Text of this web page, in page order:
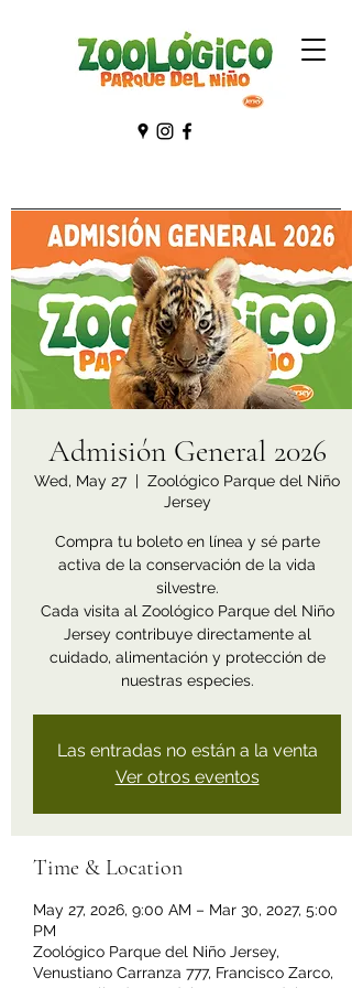
Admisión General 2026
Wed, May 27
  |
Zoológico Parque del Niño
Jersey
Compra tu boleto en línea y sé parte
activa de la conservación de la vida
silvestre.
Cada visita al Zoológico Parque del Niño
Jersey contribuye directamente al
cuidado, alimentación y protección de
nuestras especies.
Las entradas no están a la venta
Ver otros eventos
Time & Location
May 27, 2026, 9:00 AM – Mar 30, 2027, 5:00
PM
Zoológico Parque del Niño Jersey,
Venustiano Carranza 777, Francisco Zarco,